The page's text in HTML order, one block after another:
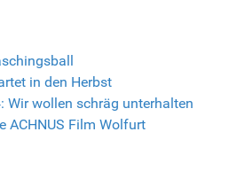
in den Herbst
Wir wollen schräg unterhalten
ACHNUS Film Wolfurt